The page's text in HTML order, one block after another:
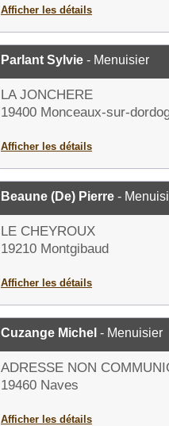
Afficher les détails
Parlant Sylvie - Menuisier
LA JONCHERE
19400 Monceaux-sur-
Afficher les détails
Beaune (De) Pierre -
LE CHEYROUX
19210 Montgibaud
Afficher les détails
Cuzange Michel - Menuisier
ADRESSE NON
19460 Naves
Afficher les détails